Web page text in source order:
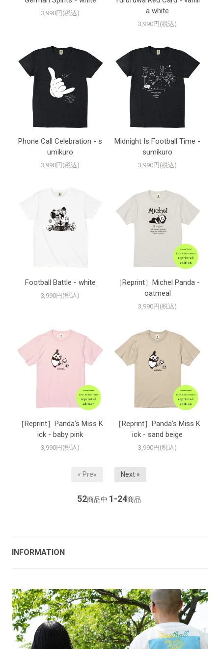
3,990円(税込)
a white
3,990円(税込)
Phone Call Celebration - s
umikuro
3,990円(税込)
Midnight Is Football Time -
sumikuro
3,990円(税込)
Football Battle - white
3,990円(税込)
［Reprint］Michel Panda -
oatmeal
3,990円(税込)
［Reprint］Panda’s Miss K
ick - baby pink
3,990円(税込)
［Reprint］Panda’s Miss K
ick - sand beige
3,990円(税込)
« Prev Next »
52商品中 1-24商品
INFORMATION